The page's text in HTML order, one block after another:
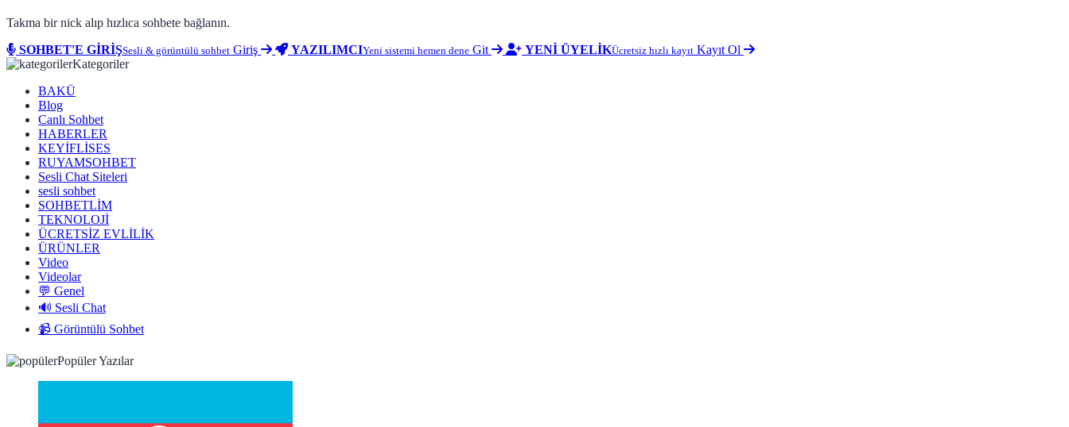
Takma bir nick alıp hızlıca sohbete bağlanın.
SOHBET'E GİRİŞSesli & görüntülü sohbet Giriş YAZILIMCIYeni sistemi hemen dene Git YENİ ÜYELİKÜcretsiz hızlı kayıt Kayıt Ol
Kategoriler
BAKÜ
Blog
Canlı Sohbet
HABERLER
KEYİFLİSES
RUYAMSOHBET
Sesli Chat Siteleri
sesli sohbet
SOHBETLİM
TEKNOLOJİ
ÜCRETSİZ EVLİLİK
ÜRÜNLER
Video
Videolar
💬 Genel
🔊 Sesli Chat
📹 Görüntülü Sohbet
Popüler Yazılar